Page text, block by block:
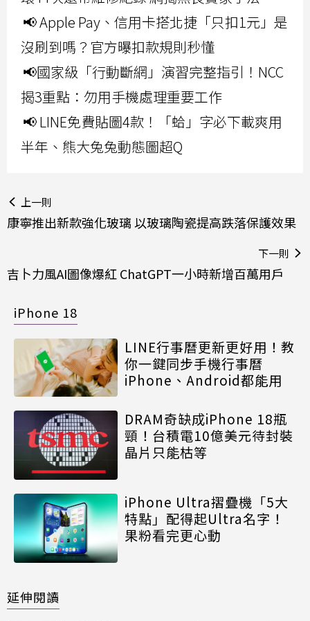
📢 Apple Pay、信用卡搭北捷「只扣1元」是
沒刷到嗎？官方曝扣款規則秒懂
📢國家級「行動斷網」演習完整指引！NCC
揭3重點：勿用手機處理重要工作
📢 LINE免費貼圖4款！「蛤」字必下載爽用
半年、熊大兔兔動態圖超Q
上一則
康寧推出新款強化玻璃 以玻璃陶瓷提高跌落保護效果
下一則
吉卜力風AI圖像爆紅 ChatGPT一小時新增百萬用戶
iPhone 18
LINE行事曆更新更好用！教
你一鍵同步手機行事曆
iPhone、Android都能用
DRAM奇缺成iPhone 18瓶
頸！台積電10億美元待封裝
晶片只能枯等
iPhone Ultra摺疊機「5大
特點」配得起Ultra名字！
果粉看完更心動
延伸閱讀